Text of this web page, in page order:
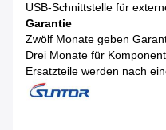
USB-Schnittstelle für
Garantie
Zwölf Monate geben
Drei Monate für
Ersatzteile werden nach